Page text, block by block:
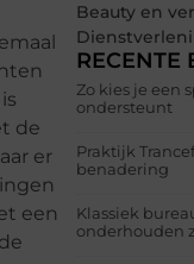
de
er
een
Beauty en
RECENTE
Zo kies je een
ondersteunt
Praktijk
benadering
Klassiek
onderhouden